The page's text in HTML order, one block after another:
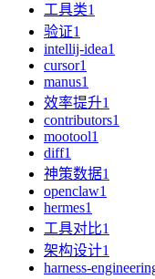
工具类1
验证1
intellij-idea1
cursor1
manus1
效率提升1
contributors1
mootool1
diff1
神策数据1
openclaw1
hermes1
工具对比1
架构设计1
harness-